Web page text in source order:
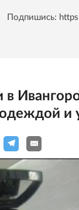
Подпишись:
и